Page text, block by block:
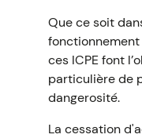
Que ce soit
fonctionnement
ces ICPE font
particulière de
dangerosité.
La cessation